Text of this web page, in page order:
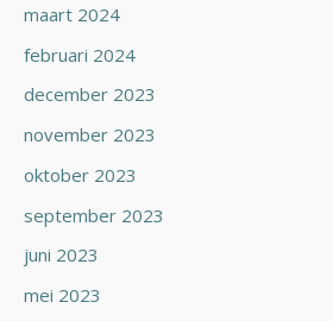
maart 2024
februari 2024
december 2023
november 2023
oktober 2023
september 2023
juni 2023
mei 2023